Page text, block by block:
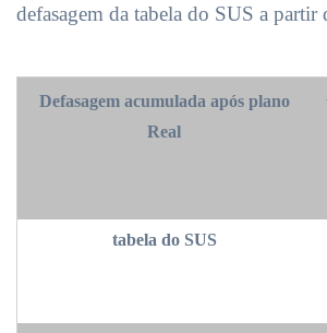
defasagem da tabela do SUS a partir
Defasagem acumulada após plano
Real
tabela do SUS